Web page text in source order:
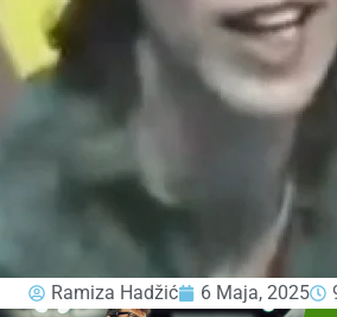
Ramiza Hadžić 6 Maja, 2025